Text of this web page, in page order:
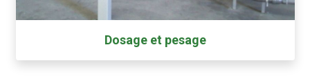
Dosage et pesage